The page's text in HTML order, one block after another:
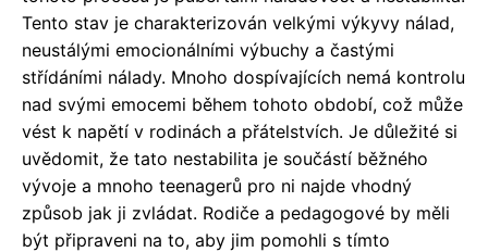
Tento stav je charakterizován velkými výkyvy nálad,
neustálými emocionálními výbuchy a častými
střídáními nálady. Mnoho dospívajících nemá kontrolu
nad svými emocemi během tohoto období, což může
vést k napětí v rodinách a přátelstvích. Je důležité si
uvědomit, že tato nestabilita je součástí běžného
vývoje a mnoho teenagerů pro ni najde vhodný
způsob jak ji zvládat. Rodiče a pedagogové by měli
být připraveni na to, aby jim pomohli s tímto